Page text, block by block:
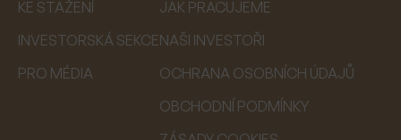
KE STAŽENÍ
INVESTORSKÁ SEKCE
PRO MÉDIA
JAK PRACUJEME
NAŠI INVESTOŘI
OCHRANA OSOBNÍCH ÚDAJŮ
OBCHODNÍ PODMÍNKY